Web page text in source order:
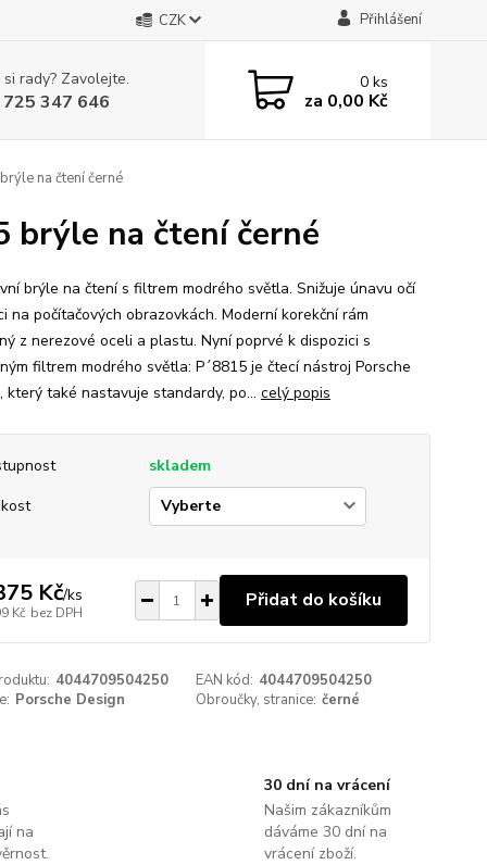
CZK Přihlášení
rady? Zavolejte.
347 646
0ks
za 0,00 Kč
na čtení černé
brýle na čtení černé
brýle na čtení s filtrem modrého světla. Snižuje únavu očí
na počítačových obrazovkách. Moderní korekční rám
z nerezové oceli a plastu. Nyní poprvé k dispozici s
filtrem modrého světla: P´8815 je čtecí nástroj Porsche
který také nastavuje standardy, po... celý popis
skladem
Kč/ks
Kč bez DPH
Přidat do košíku
4044709504250 EAN kód: 4044709504250
Porsche Design Obroučky, stranice: černé
na
30 dní na vrácení
Našim zákazníkům
dáváme 30 dní na
vrácení zboží.